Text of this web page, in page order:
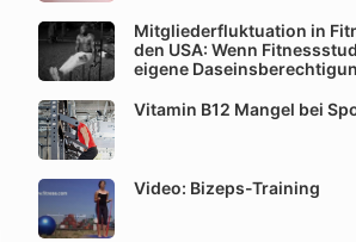
Mitgliederfluktuation in
den USA: Wenn
eigene
Vitamin B12 Mangel bei
Video: Bizeps-Training